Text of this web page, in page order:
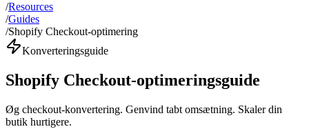
/Resources
/Guides
/Shopify Checkout-optimering
Konverteringsguide
Shopify Checkout-optimeringsguide
Øg checkout-konvertering. Genvind tabt omsætning. Skaler din
butik hurtigere.